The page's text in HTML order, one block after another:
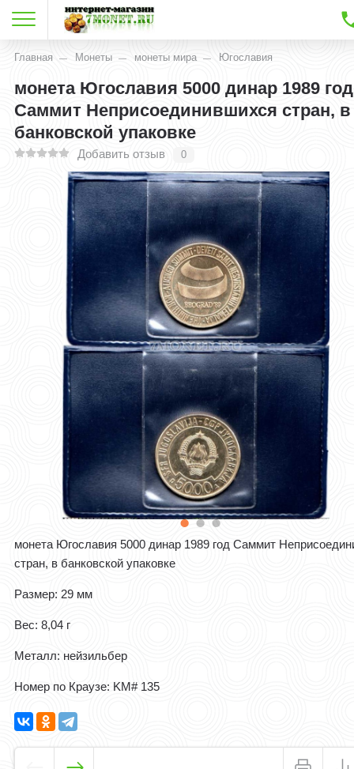
Главная Монеты монеты мира Югославия
монета Югославия 5000 динар 1989 год
Саммит Неприсоединившихся стран, в
банковской упаковке
Добавить отзыв 0
монета Югославия 5000 динар 1989 год Саммит
стран, в банковской упаковке
Размер: 29 мм
Вес: 8,04 г
Металл: нейзильбер
Номер по Краузе: KM# 135